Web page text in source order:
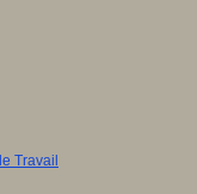
Travail